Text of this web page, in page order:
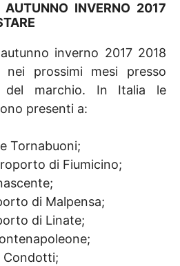
AUTUNNO INVERNO 2017
inverno 2017 2018
nei prossimi mesi presso
marchio. In Italia le
presenti a:
Tornabuoni;
di Fiumicino;
di Malpensa;
di Linate;
Condotti;